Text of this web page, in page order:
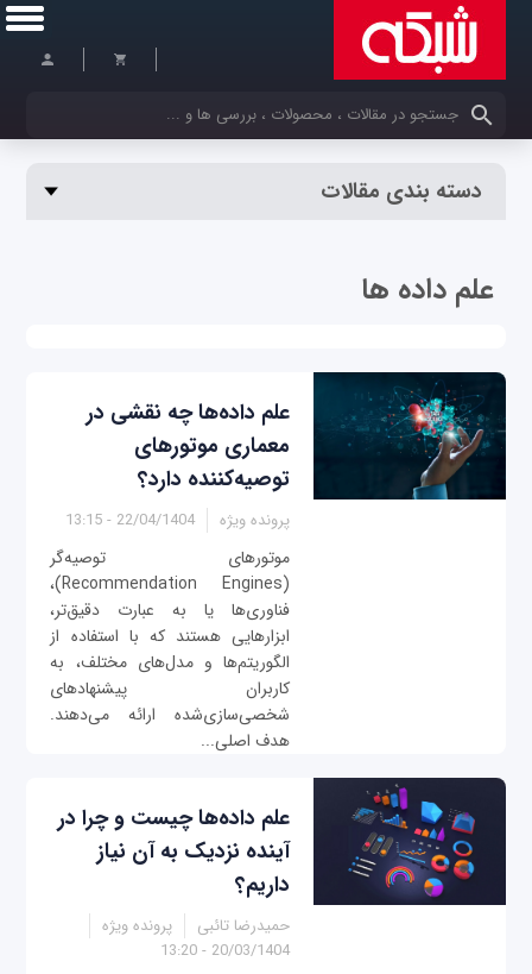
کلمات کلیدی خود را وارد کنید
دسته بندی مقالات
علم داده‌ ها
علم داده‌ها چه نقشی در
معماری موتورهای
توصیه‌کننده دارد؟
پرونده ویژه 22/04/1404 - 13:15
موتورهای توصیه‌گر
(Recommendation Engines)،
فناوری‌ها یا به عبارت دقیق‌تر،
ابزارهایی هستند که با استفاده از
الگوریتم‌ها و مدل‌های مختلف، به
کاربران پیشنهادهای
شخصی‌سازی‌شده ارائه می‌دهند.
هدف اصلی...
علم داده‌ها چیست و چرا در
آینده نزدیک به آن نیاز
داریم؟
حمیدرضا تائبی
پرونده ویژه
20/03/1404 - 13:20